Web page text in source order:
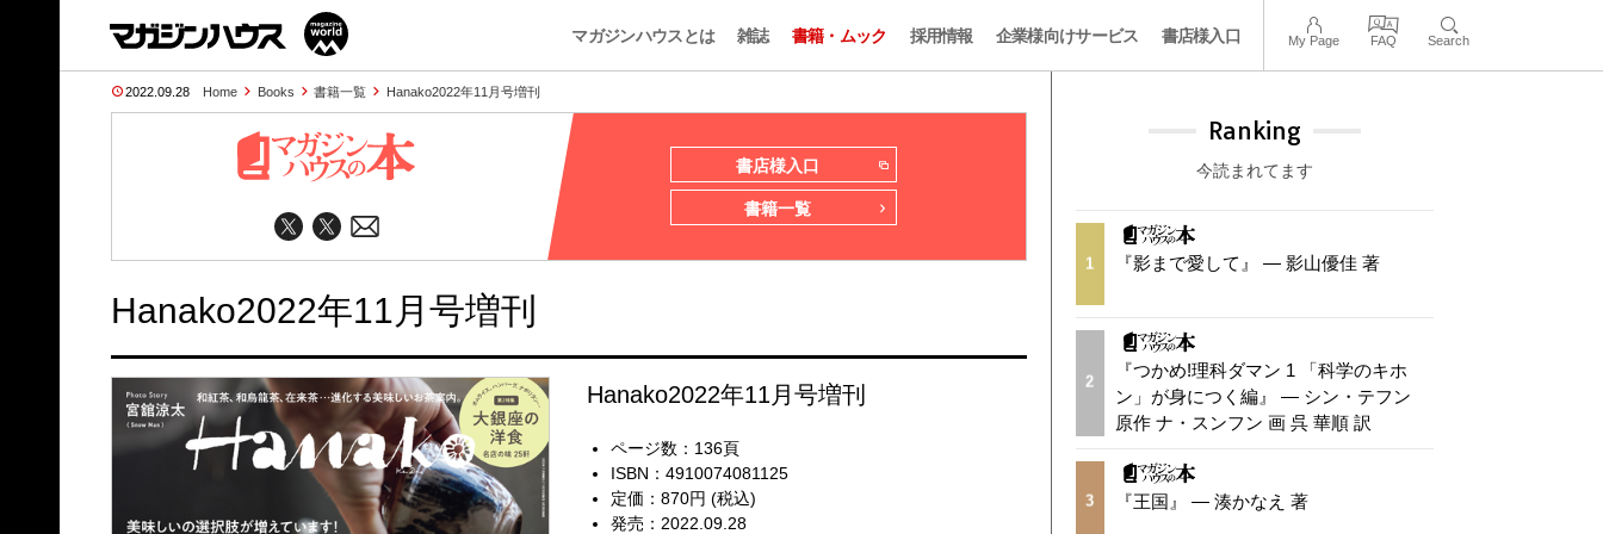
マガジンハウスとは 雑誌 書籍・ムック 採用情報 企業様向けサービス 書店様入口 My Page FAQ Search
2022.09.28 Home Books 書籍一覧 Hanako2022年11月号増刊
書店様入口
書籍一覧
Hanako2022年11月号増刊
Hanako2022年11月号増刊
ページ数：136頁
ISBN：4910074081125
定価：870円 (税込)
発売：2022.09.28
Ranking
今読まれてます
1 『影まで愛して』 — 影山優佳 著
2
『つかめ!理科ダマン 1 「科学のキホ
ン」が身につく編』 — シン・テフン
原作 ナ・スンフン 画 呉 華順 訳
3 『王国』 — 湊かなえ 著